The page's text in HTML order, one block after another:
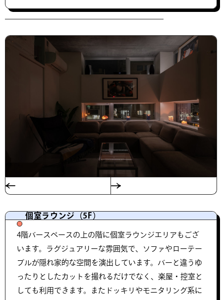
個室ラウンジ（5F）
4階バースペースの上の階に個室ラウンジエリアもござ
います。ラグジュアリーな雰囲気で、ソファやローテー
ブルが隠れ家的な空間を演出しています。バーと違うゆ
ったりとしたカットを撮れるだけでなく、楽屋・控室と
しても利用できます。またドッキリやモニタリング系に